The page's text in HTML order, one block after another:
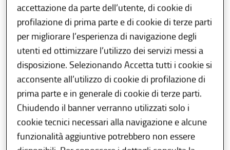
Regione Lombardia, sulla base dell’intesa tra
il governo e le regioni, ha recepito loschema
tipo del Regolamento edilizioe ledefinizioni
tecniche uniformie ha effettuato la
ricognizione delle disposizioni normative in
materia edilizia (delibera n. 695 del 24
ottobre 2018, pubblicata sul Bollettino
Ufficiale di Regione Lombardia n. 44, Serie
Ordinaria, del 31 ottobre 2018).
Con la delibera sono approvati i seguenti
accettazione da parte dell’utente, di cookie di
profilazione di prima parte e di cookie di terze parti
per migliorare l’esperienza di navigazione degli
utenti ed ottimizzare l’utilizzo dei servizi messi a
disposizione. Selezionando Accetta tutti i cookie si
acconsente all’utilizzo di cookie di profilazione di
prima parte e in generale di cookie di terze parti.
Chiudendo il banner verranno utilizzati solo i
cookie tecnici necessari alla navigazione e alcune
funzionalità aggiuntive potrebbero non essere